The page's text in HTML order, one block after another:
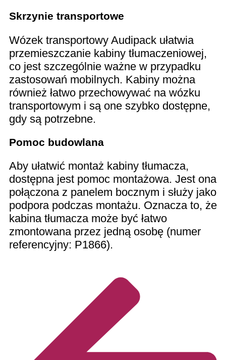
Skrzynie transportowe
Wózek transportowy Audipack ułatwia
przemieszczanie kabiny tłumaczeniowej,
co jest szczególnie ważne w przypadku
zastosowań mobilnych. Kabiny można
również łatwo przechowywać na wózku
transportowym i są one szybko dostępne,
gdy są potrzebne.
Pomoc budowlana
Aby ułatwić montaż kabiny tłumacza,
dostępna jest pomoc montażowa. Jest ona
połączona z panelem bocznym i służy jako
podpora podczas montażu. Oznacza to, że
kabina tłumacza może być łatwo
zmontowana przez jedną osobę (numer
referencyjny: P1866).